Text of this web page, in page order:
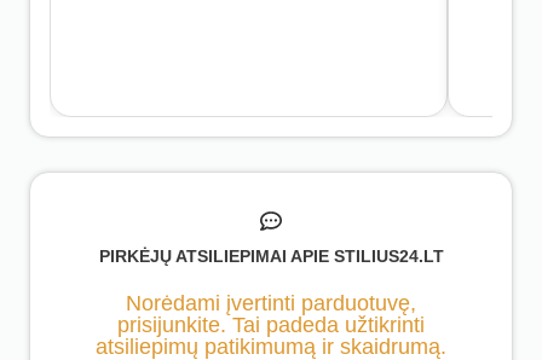
PIRKĖJŲ ATSILIEPIMAI APIE STILIUS24.LT
Norėdami įvertinti parduotuvę,
prisijunkite. Tai padeda užtikrinti
atsiliepimų patikimumą ir skaidrumą.